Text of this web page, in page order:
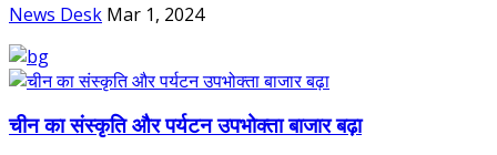
News Desk Mar 1, 2024
चीन का संस्कृति और पर्यटन उपभोक्ता बाजार बढ़ा